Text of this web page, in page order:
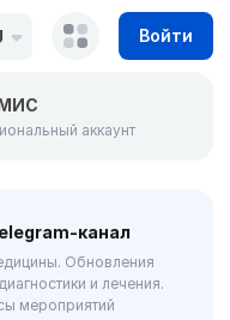
Войти
аккаунт
канал
Обновления
и лечения.
мероприятий